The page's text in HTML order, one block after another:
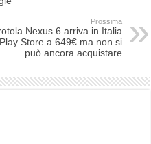
Prossima
Nexus 6 arriva in Italia
Store a 649€ ma non si
può ancora acquistare